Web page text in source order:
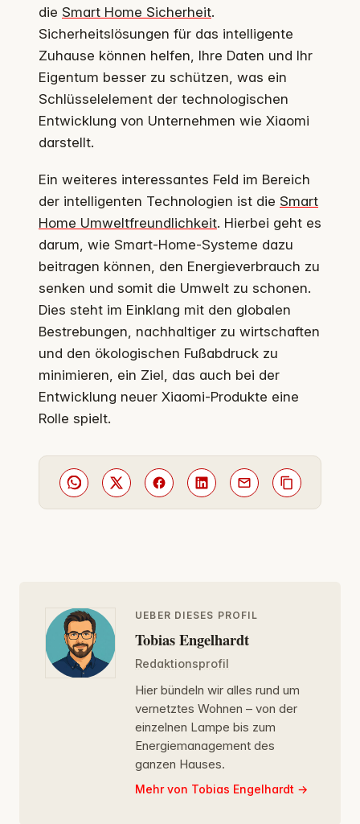
die Smart Home Sicherheit.
Sicherheitslösungen für das intelligente
Zuhause können helfen, Ihre Daten und Ihr
Eigentum besser zu schützen, was ein
Schlüsselelement der technologischen
Entwicklung von Unternehmen wie Xiaomi
darstellt.
Ein weiteres interessantes Feld im Bereich
der intelligenten Technologien ist die Smart
Home Umweltfreundlichkeit. Hierbei geht es
darum, wie Smart-Home-Systeme dazu
beitragen können, den Energieverbrauch zu
senken und somit die Umwelt zu schonen.
Dies steht im Einklang mit den globalen
Bestrebungen, nachhaltiger zu wirtschaften
und den ökologischen Fußabdruck zu
minimieren, ein Ziel, das auch bei der
Entwicklung neuer Xiaomi-Produkte eine
Rolle spielt.
UEBER DIESES PROFIL
Tobias Engelhardt
Redaktionsprofil
Hier bündeln wir alles rund um
vernetztes Wohnen – von der
einzelnen Lampe bis zum
Energiemanagement des
ganzen Hauses.
Mehr von Tobias Engelhardt